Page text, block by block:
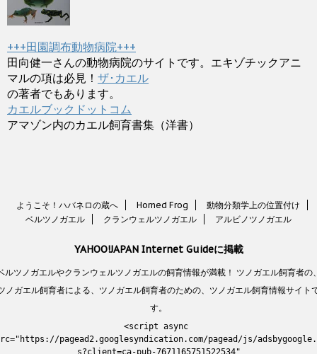
+++田園調布動物病院+++
田向健一さんの動物病院のサイトです。エキゾチックアニ
マルの項は必見！ ザ･カエル
の著者でもあります。
カエルブックドットコム
アマゾン内のカエル飼育書集（洋書）
ようこそ！ハバネロの蔵へ Horned Frog
動物分類学上の位置付け
ベルツノガエル
クランウェルツノガエル アルビノツノガエル
YAHOO!JAPAN Internet Guideに掲載
ルツノガエルやクランウェルツノガエルの飼育情報が満載！ ツノガエル飼育者の
ノガエル飼育者による、ツノガエル飼育者のための、ツノガエル飼育情報サイト
す。
<script async
pagead2.googlesyndication.com/pagead/js/
s?client=ca-pub-7671165751522534"